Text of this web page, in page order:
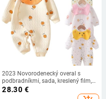
2023 Novorodenecký overal s
podbradníkmi, sada, kreslený film,
jeseň/zima, detské overaly pre
dievčatá a chlapcov, jednodielne
28.30 €